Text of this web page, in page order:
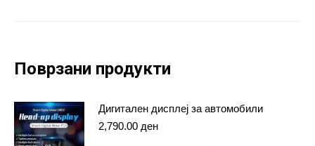
Поврзани продукти
Дигитален дисплеј за автомобили
2,790.00 ден